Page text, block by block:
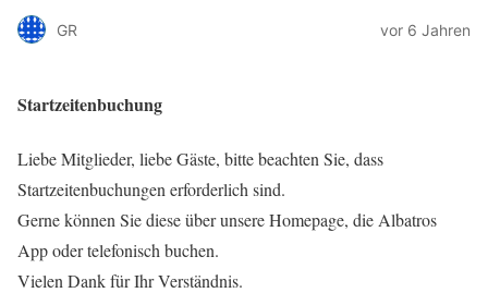
GR vor 6 Jahren
Startzeitenbuchung
Liebe Mitglieder, liebe Gäste, bitte beachten Sie, dass
Startzeitenbuchungen erforderlich sind.
Gerne können Sie diese über unsere Homepage, die Albatros
App oder telefonisch buchen.
Vielen Dank für Ihr Verständnis.